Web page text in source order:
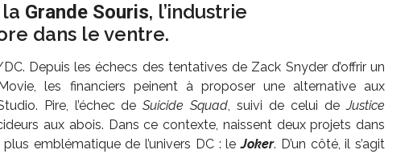
Grande Souris, l’industrie
dans le ventre.
Depuis les échecs des tentatives de Zack Snyder d’offrir un
les financiers peinent à proposer une alternative aux
Pire, l’échec deSuicide Squad, suivi de celui deJustice
aux abois. Dans ce contexte, naissent deux projets dans
emblématique de l’univers DC : leJoker. D’un côté, il s’agit